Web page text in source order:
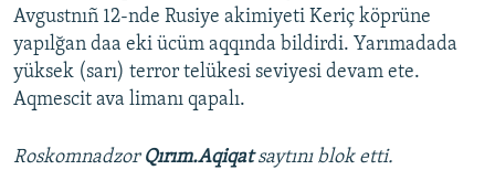
Avgustnıñ 12-nde Rusiye akimiyeti Keriç köprüne
yapılğan daa eki ücüm aqqında bildirdi. Yarımadada
yüksek (sarı) terror telükesi seviyesi devam ete.
Aqmescit ava limanı qapalı.
Roskomnadzor Qırım.Aqiqatsaytını blok etti.